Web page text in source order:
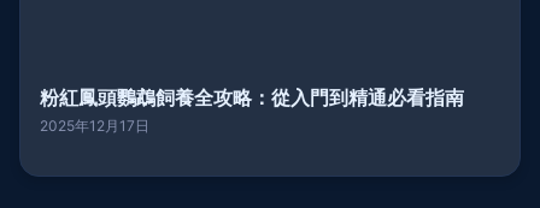
粉紅鳳頭鸚鵡飼養全攻略：從入門到精通必看指南
2025年12月17日